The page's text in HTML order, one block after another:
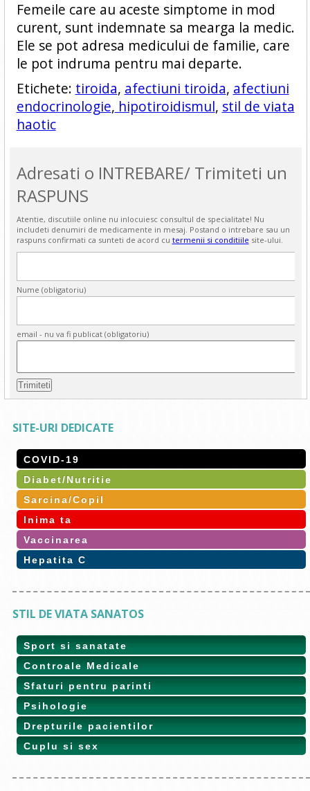
Femeile care au aceste simptome in mod
curent, sunt indemnate sa mearga la medic.
Ele se pot adresa medicului de familie, care
le pot indruma pentru mai departe.
Etichete: tiroida, afectiuni tiroida, afectiuni
endocrinologie, hipotiroidismul, stil de viata
haotic
Adresati o INTREBARE/ Trimiteti un
RASPUNS
Atentie, discutiile online nu inlocuiesc consultul de specialitate! Nu
includeti denumiri de medicamente in mesaj. Postand o intrebare sau un
raspuns confirmati ca sunteti de acord cu termenii si conditiile site-ului.
Nume (obligatoriu)
email - nu va fi publicat (obligatoriu)
SITE-URI DEDICATE
COVID-19
Diabet/Nutritie
Sarcina/Copil
Inima ta
Vaccinarea
Hepatita C
STIL DE VIATA SANATOS
Sport si sanatate
Controale Medicale
Sfaturi pentru parinti
Psihologie
Drepturile pacientilor
Cuplu si sex